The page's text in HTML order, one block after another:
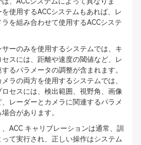
使用するACCシステムもあれば、レ
を組み合わせて使用するACCシステ
ーのみを使用するシステムでは、キ
スには、距離や速度の閾値など、レ
るパラメータの調整が含まれます。
ラの両方を使用するシステムでは、
セスには、検出範囲、視野角、画像
レーダーとカメラに関連するパラメ
合があります。
、ACC キャリブレーションは通常、訓
て実行され、正しい操作はシステム